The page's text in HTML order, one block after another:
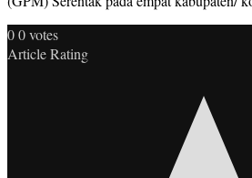
00votes
Article Rating